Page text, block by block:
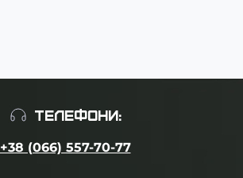
ТЕЛЕФОНИ:
+38 (066) 557-70-77